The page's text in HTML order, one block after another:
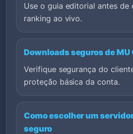
Use o guia editorial antes de
ranking ao vivo.
Downloads seguros de MU
Verifique segurança do
proteção básica da conta.
Como escolher um
seguro